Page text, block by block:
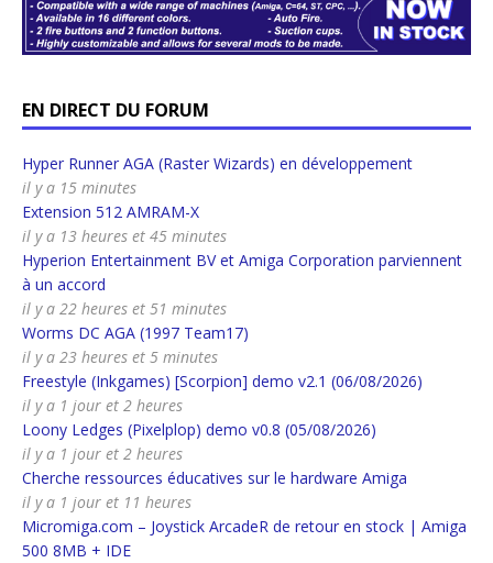
EN DIRECT DU FORUM
Hyper Runner AGA (Raster Wizards) en développement
il y a 15 minutes
Extension 512 AMRAM-X
il y a 13 heures et 45 minutes
Hyperion Entertainment BV et Amiga Corporation parviennent
à un accord
il y a 22 heures et 51 minutes
Worms DC AGA (1997 Team17)
il y a 23 heures et 5 minutes
Freestyle (Inkgames) [Scorpion] demo v2.1 (06/08/2026)
il y a 1 jour et 2 heures
Loony Ledges (Pixelplop) demo v0.8 (05/08/2026)
il y a 1 jour et 2 heures
Cherche ressources éducatives sur le hardware Amiga
il y a 1 jour et 11 heures
Micromiga.com – Joystick ArcadeR de retour en stock | Amiga
500 8MB + IDE